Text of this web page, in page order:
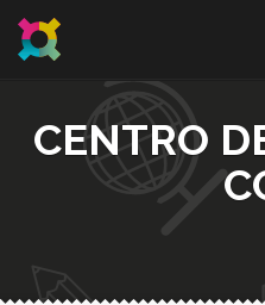
CENTRO